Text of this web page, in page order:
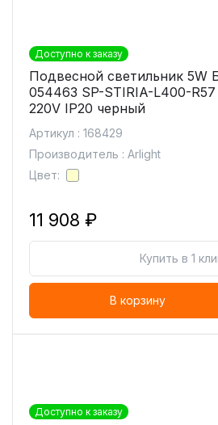
Доступно к заказу
Подвесной светильник 5W
054463 SP-STIRIA-L400-
220V IP20 черный
Артикул : 168429
Производитель : Arlight
Цвет:
11 908 ₽
Купить в 1
В корзину
Доступно к заказу